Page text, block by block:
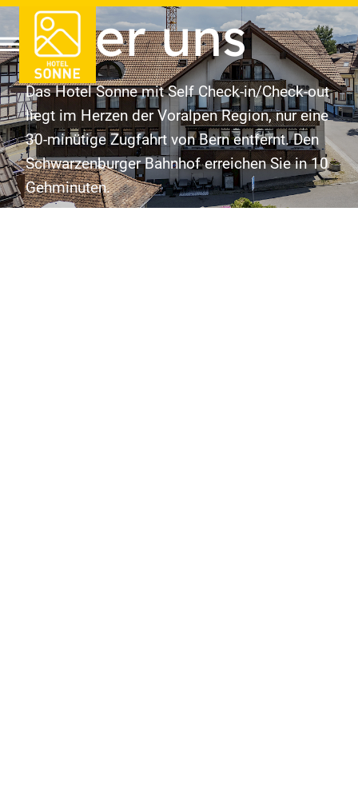
Über uns
Das Hotel Sonne mit Self Check-in/Check-out
liegt im Herzen der Voralpen Region, nur eine
30-minütige Zugfahrt von Bern entfernt. Den
Schwarzenburger Bahnhof erreichen Sie in 10
Gehminuten.